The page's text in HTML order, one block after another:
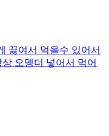
끓여서 먹을수 있어서
오뎅더 넣어서 먹어